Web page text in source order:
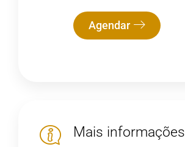
Agendar
Mais informações